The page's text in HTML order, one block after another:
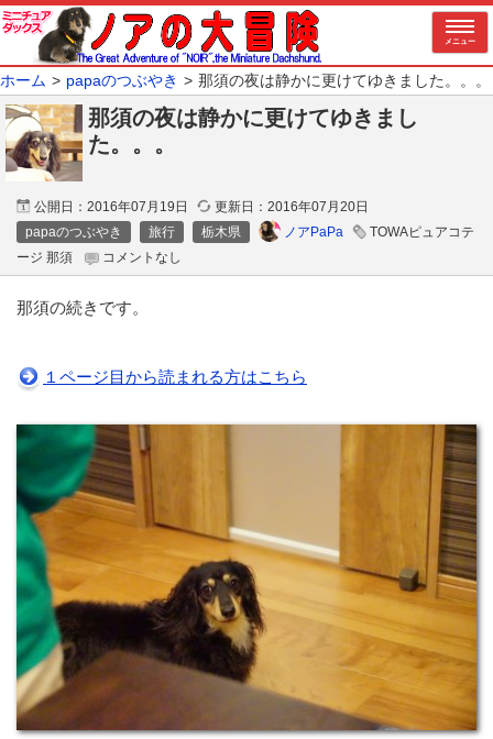
メニュー
ホーム papaのつぶやき 那須の夜は静かに更けてゆきました。。。
那須の夜は静かに更けてゆきまし
た。。。
公開日： 2016年07月19日 更新日： 2016年07月20日
papaのつぶやき
旅行 栃木県 ノアPaPa
TOWAピュアコテ
ージ 那須
コメントなし
那須の続きです。
１ページ目から読まれる方はこちら